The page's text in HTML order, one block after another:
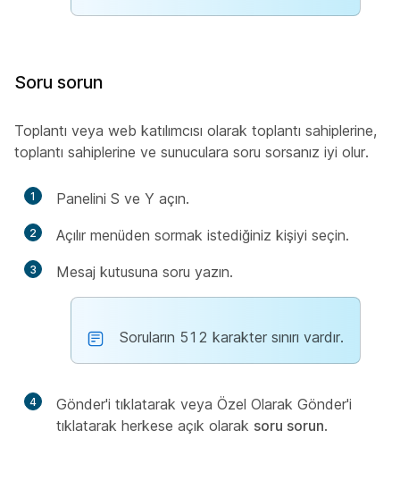
Soru sorun
Toplantı veya web katılımcısı olarak toplantı sahiplerine,
toplantı sahiplerine ve sunuculara soru sorsanız iyi olur.
1 Panelini S ve Y açın.
2 Açılır menüden sormak istediğiniz kişiyi seçin.
3 Mesaj kutusuna soru yazın.
Soruların 512 karakter sınırı vardır.
4 Gönder'i tıklatarak veya Özel Olarak Gönder'i
tıklatarak herkese açık olarak soru sorun.